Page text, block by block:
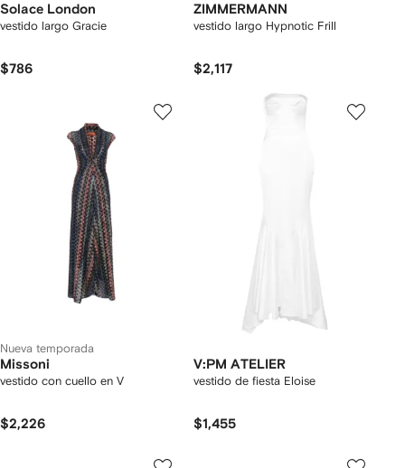
Solace London
vestido largo Gracie
$786
ZIMMERMANN
vestido largo Hypnotic Frill
$2,117
Nueva temporada
Missoni
vestido con cuello en V
$2,226
V:PM ATELIER
vestido de fiesta Eloise
$1,455